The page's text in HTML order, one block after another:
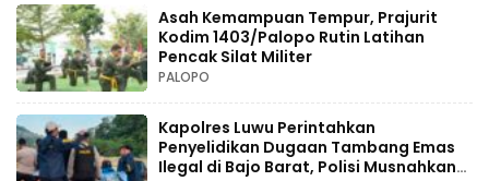
Asah Kemampuan Tempur, Prajurit
Kodim 1403/Palopo Rutin Latihan
Pencak Silat Militer
PALOPO
Kapolres Luwu Perintahkan
Penyelidikan Dugaan Tambang Emas
Ilegal di Bajo Barat, Polisi Musnahkan